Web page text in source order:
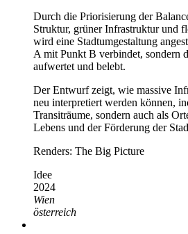
Durch die Priorisierung der
Struktur, grüner Infrastruktur und
wird eine Stadtumgestaltung
A mit Punkt B verbindet, sondern
aufwertet und belebt.
Der Entwurf zeigt, wie massive
neu interpretiert werden können,
Transiträume, sondern auch als
Lebens und der Förderung der
Renders: The Big Picture
Idee
2024
Wien
österreich